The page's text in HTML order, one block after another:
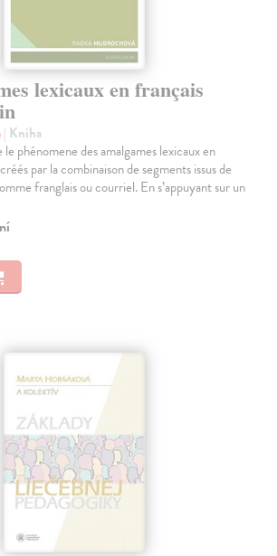
lexicaux en français
| Kniha
phénomene des amalgames lexicaux en
par la combinaison de segments issus de
franglais ou courriel. En s’appuyant sur un